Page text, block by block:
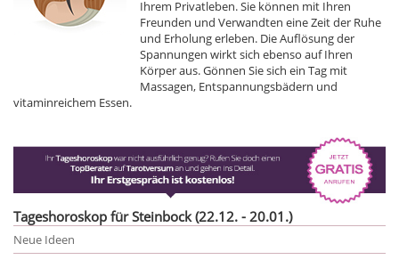
Ihrem Privatleben. Sie können mit Ihren
Freunden und Verwandten eine Zeit der Ruhe
und Erholung erleben. Die Auflösung der
Spannungen wirkt sich ebenso auf Ihren
Körper aus. Gönnen Sie sich ein Tag mit
Massagen, Entspannungsbädern und
vitaminreichem Essen.
Tageshoroskop für Steinbock (22.12. - 20.01.)
Neue Ideen